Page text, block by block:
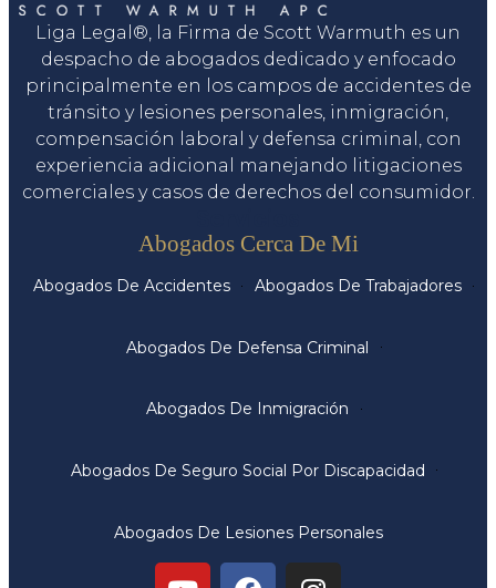
Liga Legal®, la Firma de Scott Warmuth es un
despacho de abogados dedicado y enfocado
principalmente en los campos de accidentes de
tránsito y lesiones personales, inmigración,
compensación laboral y defensa criminal, con
experiencia adicional manejando litigaciones
comerciales y casos de derechos del consumidor.
Abogados Cerca De Mi
Abogados De Accidentes Abogados De Trabajadores
Abogados De Defensa Criminal
Abogados De Inmigración
Abogados De Seguro Social Por Discapacidad
Abogados De Lesiones Personales